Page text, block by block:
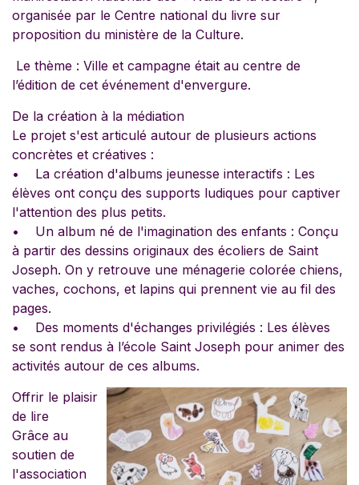
organisée par le Centre national du livre sur
proposition du ministère de la Culture.
Le thème : Ville et campagne était au centre de
l’édition de cet événement d'envergure.
De la création à la médiation
Le projet s'est articulé autour de plusieurs actions
concrètes et créatives :
• La création d'albums jeunesse interactifs : Les
élèves ont conçu des supports ludiques pour captiver
l'attention des plus petits.
• Un album né de l'imagination des enfants : Conçu
à partir des dessins originaux des écoliers de Saint
Joseph. On y retrouve une ménagerie colorée chiens,
vaches, cochons, et lapins qui prennent vie au fil des
pages.
• Des moments d'échanges privilégiés : Les élèves
se sont rendus à l’école Saint Joseph pour animer des
activités autour de ces albums.
Offrir le plaisir
de lire
Grâce au
soutien de
l'association